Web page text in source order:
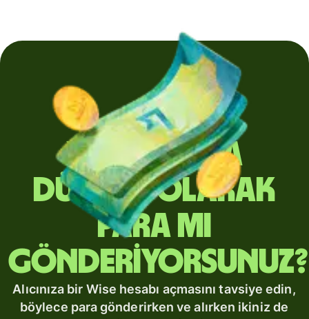
Yurt dışına
düzenli olarak
para mı
gönderiyorsunuz?
Alıcınıza bir Wise hesabı açmasını tavsiye edin,
böylece para gönderirken ve alırken ikiniz de